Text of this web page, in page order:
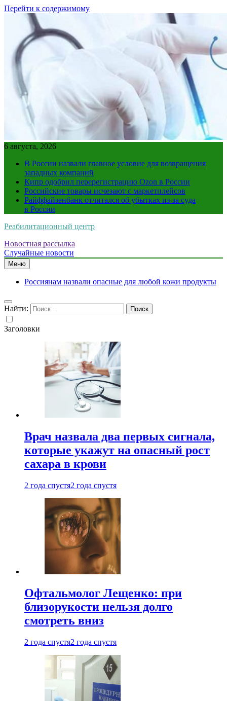
Перейти к содержимому
6 августа, 2026
В России назвали главное условие для возвращения
западных компаний
Кипр одобрил перерегистрацию Ozon в России
Российские товары исчезают с маркетплейсов
Райффайзенбанк отчитался об убытках из-за суда
в России
Реабилитационный центр
Новостная рассылка
Случайные новости
Меню
Россиянам назвали опасные для любой кожи продукты
Найти:
Заголовки
Врач назвала два первых сигнала,
которые укажут на опасный рост
сахара в крови
2 года спустя2 года спустя
Офтальмолог Лещенко: при
близорукости нельзя долго
смотреть вниз
2 года спустя2 года спустя